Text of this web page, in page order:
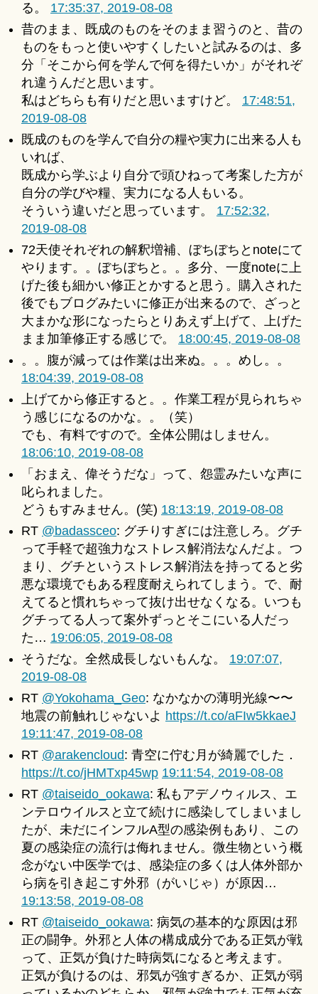
る。 17:35:37, 2019-08-08
昔のまま、既成のものをそのまま習うのと、昔の
ものをもっと使いやすくしたいと試みるのは、多
分「そこから何を学んで何を得たいか」がそれぞ
れ違うんだと思います。
私はどちらも有りだと思いますけど。 17:48:51,
2019-08-08
既成のものを学んで自分の糧や実力に出来る人も
いれば、
既成から学ぶより自分で頭ひねって考案した方が
自分の学びや糧、実力になる人もいる。
そういう違いだと思っています。 17:52:32,
2019-08-08
72天使それぞれの解釈増補、ぼちぼちとnoteにて
やります。。ぼちぼちと。。多分、一度noteに上
げた後も細かい修正とかすると思う。購入された
後でもブログみたいに修正が出来るので、ざっと
大まかな形になったらとりあえず上げて、上げた
まま加筆修正する感じで。 18:00:45, 2019-08-08
。。腹が減っては作業は出来ぬ。。。めし。。
18:04:39, 2019-08-08
上げてから修正すると。。作業工程が見られちゃ
う感じになるのかな。。（笑）
でも、有料ですので。全体公開はしません。
18:06:10, 2019-08-08
「おまえ、偉そうだな」って、怨霊みたいな声に
叱られました。
どうもすみません。(笑) 18:13:19, 2019-08-08
RT @badassceo: グチりすぎには注意しろ。グチ
って手軽で超強力なストレス解消法なんだよ。つ
まり、グチというストレス解消法を持ってると劣
悪な環境でもある程度耐えられてしまう。で、耐
えてると慣れちゃって抜け出せなくなる。いつも
グチってる人って案外ずっとそこにいる人だっ
た… 19:06:05, 2019-08-08
そうだな。全然成長しないもんな。 19:07:07,
2019-08-08
RT @Yokohama_Geo: なかなかの薄明光線〜〜
地震の前触れじゃないよ https://t.co/aFIw5kkaeJ
19:11:47, 2019-08-08
RT @arakencloud: 青空に佇む月が綺麗でした．
https://t.co/jHMTxp45wp 19:11:54, 2019-08-08
RT @taiseido_ookawa: 私もアデノウィルス、エ
ンテロウイルスと立て続けに感染してしまいまし
たが、未だにインフルA型の感染例もあり、この
夏の感染症の流行は侮れません。微生物という概
念がない中医学では、感染症の多くは人体外部か
ら病を引き起こす外邪（がいじゃ）が原因…
19:13:58, 2019-08-08
RT @taiseido_ookawa: 病気の基本的な原因は邪
正の闘争。外邪と人体の構成成分である正気が戦
って、正気が負けた時病気になると考えます。
正気が負けるのは、邪気が強すぎるか、正気が弱